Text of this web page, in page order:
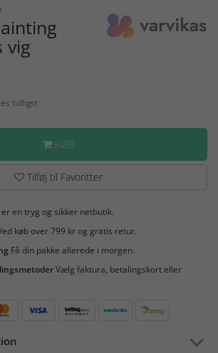
vig
tidligst
KØB
Tilføj til Favoritter
er en tryg og sikker netbutik.
køb over 799 kr og gratis retur.
Få din pakke allerede i morgen.
Vælg faktura, betalingskort eller